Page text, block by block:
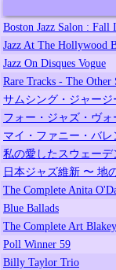
Boston Jazz Salon :
Jazz At The Hollywood
Jazz On Disques Vogue
Rare Tracks - The
サムシング・ジャージ
フォー・ジャズ・ヴォ
マイ・ファニー・バ
私の愛したスウェー
日本ジャズ維新 〜 地
The Complete Anita
Blue Ballads
The Complete Art
Poll Winner 59
Billy Taylor Trio